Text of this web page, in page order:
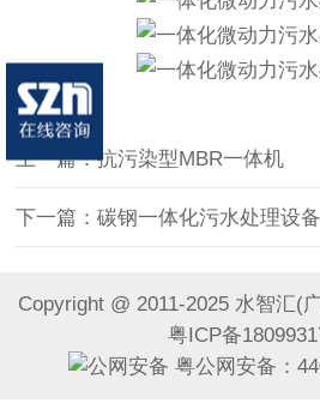
上一篇：抗污染型MBR一体机
下一篇：碳钢一体化污水处理设备
Copyright @ 2011-2025 水智汇(
粤ICP备
粤公网安备：